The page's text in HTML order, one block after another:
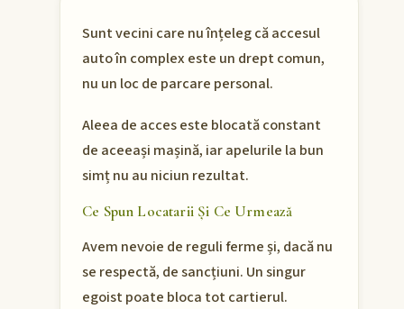
Sunt vecini care nu înțeleg că accesul
auto în complex este un drept comun,
nu un loc de parcare personal.
Aleea de acces este blocată constant
de aceeași mașină, iar apelurile la bun
simț nu au niciun rezultat.
Ce Spun Locatarii Și Ce Urmează
Avem nevoie de reguli ferme și, dacă nu
se respectă, de sancțiuni. Un singur
egoist poate bloca tot cartierul.